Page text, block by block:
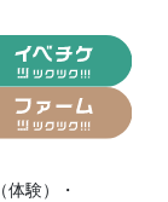
体験）
・